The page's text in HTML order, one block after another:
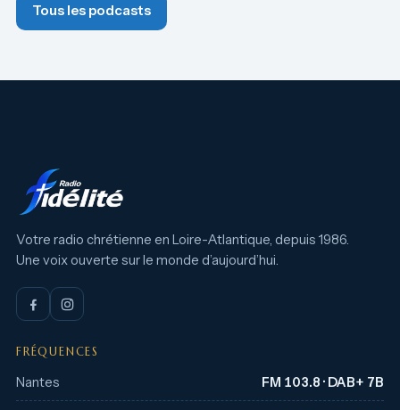
Tous les podcasts
Votre radio chrétienne en Loire-Atlantique, depuis 1986.
Une voix ouverte sur le monde d’aujourd’hui.
FRÉQUENCES
Nantes FM 103.8 · DAB+ 7B